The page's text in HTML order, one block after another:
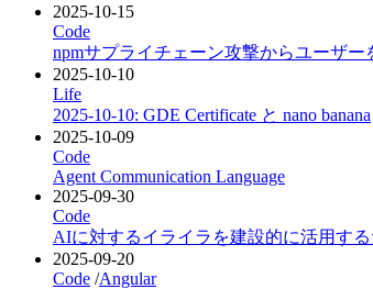
2025-10-15
Code
npmサプライチェーン攻撃からユーザー
2025-10-10
Life
2025-10-10: GDE Certificate と nano banana
2025-10-09
Code
Agent Communication Language
2025-09-30
Code
AIに対するイライラを建設的に活用す
2025-09-20
Code /Angular